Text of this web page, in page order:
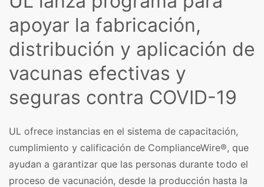
apoyar la fabricación,
distribución y aplicación de
vacunas efectivas y
seguras contra COVID-19
UL ofrece instancias en el sistema de capacitación,
cumplimiento y calificación de ComplianceWire®, que
ayudan a garantizar que las personas durante todo el
proceso de vacunación, desde la producción hasta la